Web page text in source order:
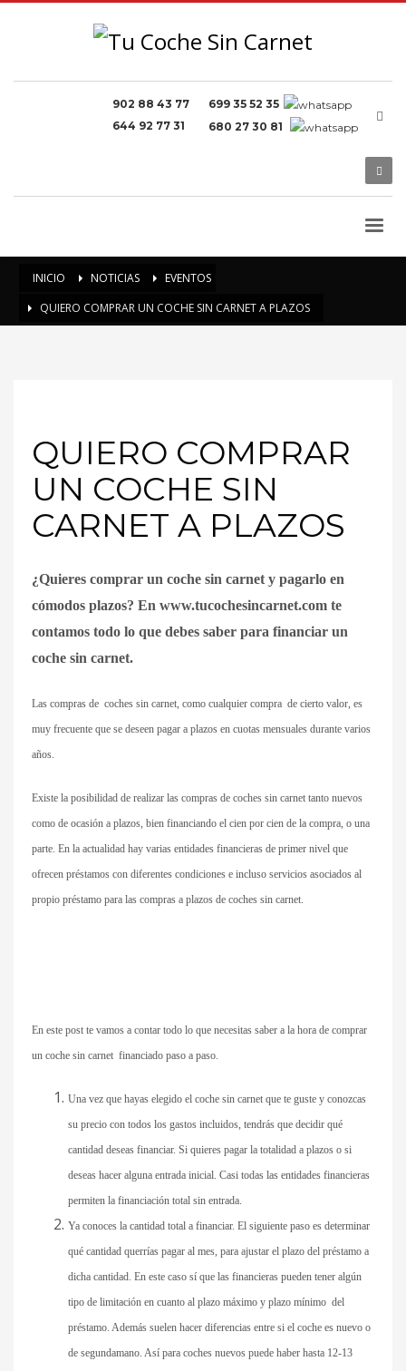
902 88 43 77
644 92 77 31
699 35 52 35
680 27 30 81
INICIO NOTICIAS
EVENTOS
QUIERO COMPRAR UN COCHE SIN CARNET A PLAZOS
QUIERO COMPRAR
UN COCHE SIN
CARNET A PLAZOS
¿Quieres comprar un coche sin carnet y pagarlo en
cómodos plazos? En www.tucochesincarnet.com te
contamos todo lo que debes saber para financiar un
coche sin carnet.
Las compras de coches sin carnet, como cualquier compra de cierto valor, es
muy frecuente que se deseen pagar a plazos en cuotas mensuales durante varios
años.
Existe la posibilidad de realizar las compras de coches sin carnet tanto nuevos
como de ocasión a plazos, bien financiando el cien por cien de la compra, o una
parte. En la actualidad hay varias entidades financieras de primer nivel que
ofrecen préstamos con diferentes condiciones e incluso servicios asociados al
propio préstamo para las compras a plazos de coches sin carnet.
En este post te vamos a contar todo lo que necesitas saber a la hora de comprar
un coche sin carnet financiado paso a paso.
Una vez que hayas elegido el coche sin carnet que te guste y conozcas
su precio con todos los gastos incluidos, tendrás que decidir qué
cantidad deseas financiar. Si quieres pagar la totalidad a plazos o si
deseas hacer alguna entrada inicial. Casi todas las entidades financieras
permiten la financiación total sin entrada.
Ya conoces la cantidad total a financiar. El siguiente paso es determinar
qué cantidad querrías pagar al mes, para ajustar el plazo del préstamo a
dicha cantidad. En este caso sí que las financieras pueden tener algún
tipo de limitación en cuanto al plazo máximo y plazo mínimo del
préstamo. Además suelen hacer diferencias entre si el coche es nuevo o
de segundamano. Así para coches nuevos puede haber hasta 12-13